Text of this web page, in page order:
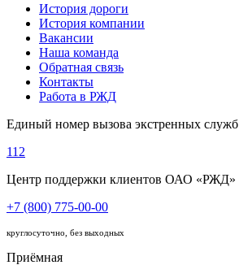
История дороги
История компании
Вакансии
Наша команда
Обратная связь
Контакты
Работа в РЖД
Единый номер вызова экстренных служб
112
Центр поддержки клиентов ОАО «РЖД»
+7 (800) 775-00-00
круглосуточно, без выходных
Приёмная